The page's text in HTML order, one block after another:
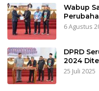
Wabup
6 Agustus
DPRD
2024
25 Juli 2025